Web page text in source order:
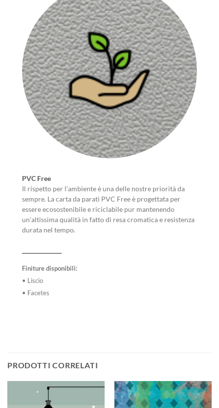
PVC Free
Il rispetto per l’ambiente è una delle nostre priorità da
sempre. La carta da parati PVC Free è progettata per
essere ecosostenibile e riciclabile pur mantenendo
un’altissima qualità in fatto di resa cromatica e resistenza
durata nel tempo.
Finiture disponibili:
• Liscio
• Facetes
PRODOTTI CORRELATI